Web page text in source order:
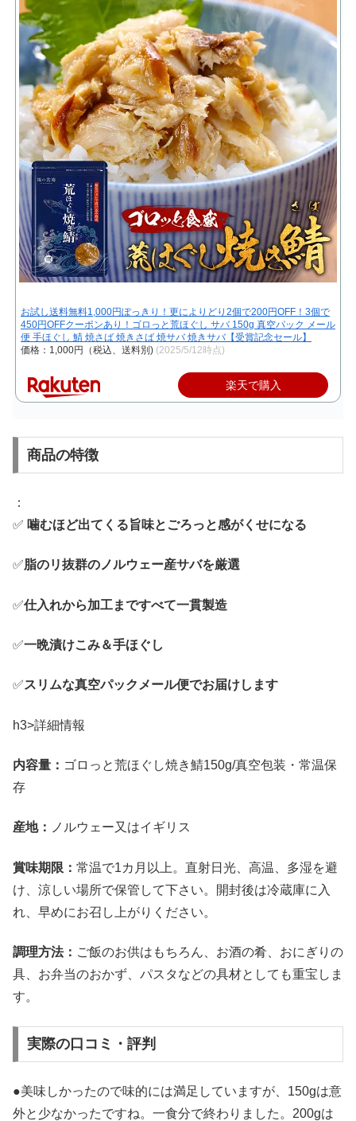
お試し送料無料1,000円ぽっきり！更によりどり2個で200円OFF！3個で
450円OFFクーポンあり！ゴロっと荒ほぐし サバ 150g 真空パック メール
便 手ほぐし 鯖 焼さば 焼きさば 焼サバ 焼きサバ【受賞記念セール】
価格：1,000円（税込、送料別) (2025/5/12時点)
楽天で購入
商品の特徴
：
✅ 噛むほど出てくる旨味とごろっと感がくせになる
✅脂のリ抜群のノルウェー産サバを厳選
✅仕入れから加工まですべて一貫製造
✅一晩漬けこみ＆手ほぐし
✅スリムな真空パックメール便でお届けします
h3>詳細情報
内容量： ゴロっと荒ほぐし焼き鯖150g/真空包装・常温保
存
産地： ノルウェー又はイギリス
賞味期限： 常温で1カ月以上。直射日光、高温、多湿を避
け、涼しい場所で保管して下さい。開封後は冷蔵庫に入
れ、早めにお召し上がりください。
調理方法： ご飯のお供はもちろん、お酒の肴、おにぎりの
具、お弁当のおかず、パスタなどの具材としても重宝しま
す。
実際の口コミ・評判
●美味しかったので味的には満足していますが、150gは意
外と少なかったですね。一食分で終わりました。200gは